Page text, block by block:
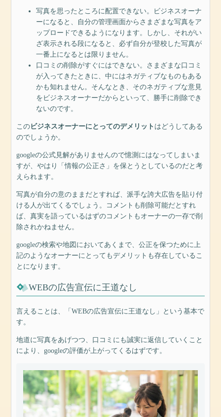
写真を思ったところに配置できない。ビジネスオーナ
ーになると、自分の管理画面からさまざまな写真をア
ップロードできるようになります。しかし、それがい
ざ表示される段になると、必ず自分が登校した写真が
一番上になるとは限りません。
口コミの削除がすぐにはできない。さまざまな口コミ
が入ってきたときに、中にはネガティブなものもある
かも知れません。そんなとき、そのネガティブな意見
をビジネスオーナーだからといって、勝手に削除でき
ないのです。
このビジネスオーナーにとってのデメリット はどうしてある
のでしょうか。
googleの公式見解がありませんので憶測にはなってしまいま
すが、やはり「情報の公正さ」を保とうとしているのだと考
えられます。
写真が自分の意のままだとすれば、派手な誇大広告を貼り付
ける人が出てくるでしょう。コメントも削除可能だとすれ
ば、真実を語っているはずのコメントもオーナーの一存で削
除されかねません。
googleの検索や地図においてあくまで、公正を保つために上
記のようなオーナーにとってもデメリットも存在しているこ
とになります。
WEBの広告宣伝に王道なし
言えることは、「WEBの広告宣伝に王道なし」という基本で
す。
地道に写真をあげつつ、口コミにも誠実に返信していくこと
により、googleの評価が上がってくるはずです。